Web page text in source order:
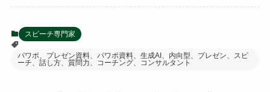
スピーチ専門家
パワポ、プレゼン資料、パワポ資料、生成AI、内向型、プレゼン、スピ
ーチ、話し方、質問力、コーチング、コンサルタント